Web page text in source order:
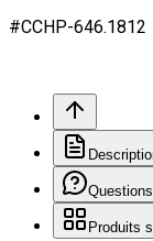
#CCHP-646.1812
Produits